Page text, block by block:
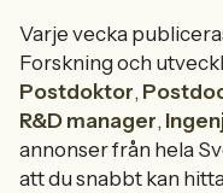
Varje vecka
Forskning och
Postdoktor,
R&D manager,
annonser från hela
att du snabbt kan